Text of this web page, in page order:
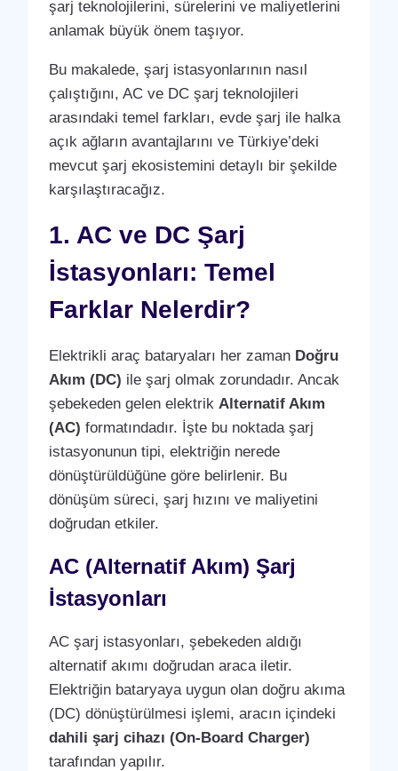
şarj teknolojilerini, sürelerini ve maliyetlerini
anlamak büyük önem taşıyor.
Bu makalede, şarj istasyonlarının nasıl
çalıştığını, AC ve DC şarj teknolojileri
arasındaki temel farkları, evde şarj ile halka
açık ağların avantajlarını ve Türkiye’deki
mevcut şarj ekosistemini detaylı bir şekilde
karşılaştıracağız.
1. AC ve DC Şarj
İstasyonları: Temel
Farklar Nelerdir?
Elektrikli araç bataryaları her zaman Doğru
Akım (DC) ile şarj olmak zorundadır. Ancak
şebekeden gelen elektrik Alternatif Akım
(AC) formatındadır. İşte bu noktada şarj
istasyonunun tipi, elektriğin nerede
dönüştürüldüğüne göre belirlenir. Bu
dönüşüm süreci, şarj hızını ve maliyetini
doğrudan etkiler.
AC (Alternatif Akım) Şarj
İstasyonları
AC şarj istasyonları, şebekeden aldığı
alternatif akımı doğrudan araca iletir.
Elektriğin bataryaya uygun olan doğru akıma
(DC) dönüştürülmesi işlemi, aracın içindeki
dahili şarj cihazı (On-Board Charger)
tarafından yapılır.